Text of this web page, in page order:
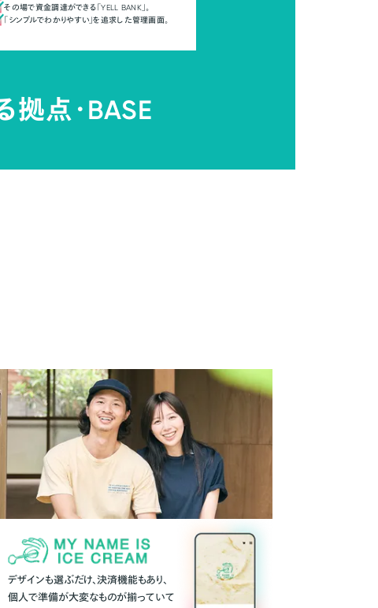
その場で資金調達ができる「YELL BANK」。
「シンプルでわかりやすい」を追求した管理画面。
拠点・BASE
デザインも選ぶだけ、決済機能もあり、
個人で準備が大変なものが揃っていて